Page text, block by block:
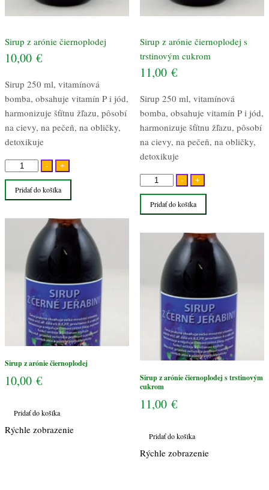
Sirup z arónie čiernoplodej
10,00 €
Sirup 250 ml, vitamínová
bomba, obsahuje vitamín P i jód,
harmonizuje šťítnu žľazu, pôsobí
na cievy, na pečeň, na obličky,
detoxikuje
-
množstvo
Sirup
čiernoplodej
+
Pridať do košíka
Sirup z arónie čiernoplodej
10,00 €
Pridať do košíka
Rýchle zobrazenie
Sirup z arónie čiernoplodej s
trstinovým cukrom
11,00 €
Sirup 250 ml, vitamínová
bomba, obsahuje vitamín P i jód,
harmonizuje šťítnu žľazu, pôsobí
na cievy, na pečeň, na obličky,
detoxikuje
-
množstvo
Sirup
čiernoplodej
trstinovým
cukrom
+
Pridať do košíka
Sirup z arónie čiernoplodej s trstinovým
cukrom
11,00 €
Pridať do košíka
Rýchle zobrazenie